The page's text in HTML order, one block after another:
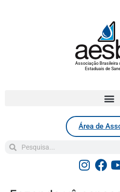
Associação Brasileira
Estaduais de
Área de